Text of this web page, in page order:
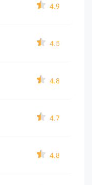
4.9
4.5
4.8
4.7
4.8